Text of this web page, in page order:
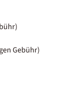
Gebühr)